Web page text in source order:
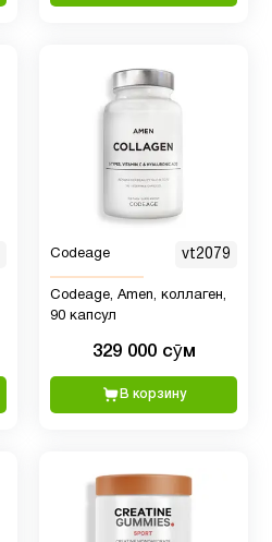
Codeage vt2079
Codeage, Amen, коллаген,
90 капсул
329 000 сӯм
В корзину